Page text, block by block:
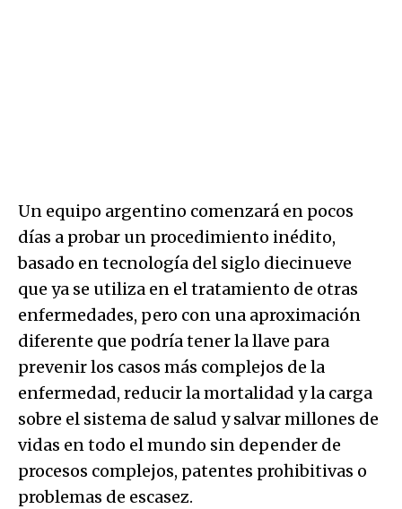
Un equipo argentino comenzará en pocos
días a probar un procedimiento inédito,
basado en tecnología del siglo diecinueve
que ya se utiliza en el tratamiento de otras
enfermedades, pero con una aproximación
diferente que podría tener la llave para
prevenir los casos más complejos de la
enfermedad, reducir la mortalidad y la carga
sobre el sistema de salud y salvar millones de
vidas en todo el mundo sin depender de
procesos complejos, patentes prohibitivas o
problemas de escasez.